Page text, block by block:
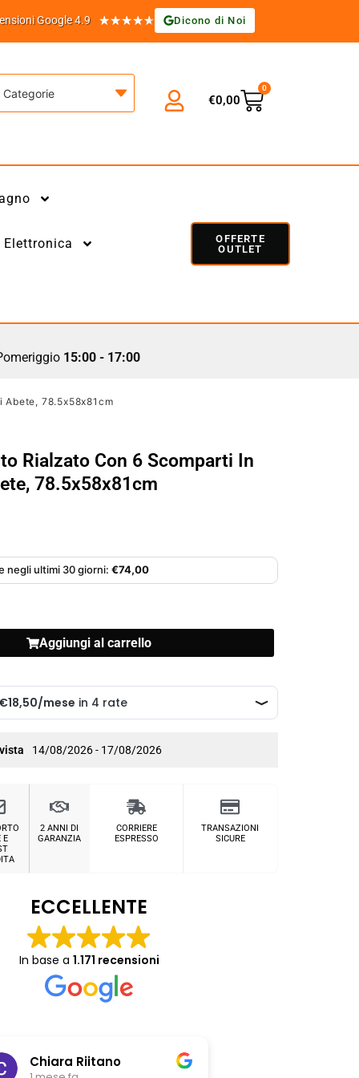
Google 4.9 ★★★★★ Dicono di Noi
Categorie €0,00
0
Elettronica
OFFERTE
OUTLET
15:00 - 17:00
78.5x58x81cm
Rialzato Con 6 Scomparti In
78.5x58x81cm
negli ultimi 30 giorni: €74,00
Aggiungi al carrello
14/08/2026 - 17/08/2026
E
2 ANNI DI
GARANZIA
CORRIERE
ESPRESSO
TRANSAZIONI
SICURE
ECCELLENTE
In base a 1.171 recensioni
Chiara Riitano